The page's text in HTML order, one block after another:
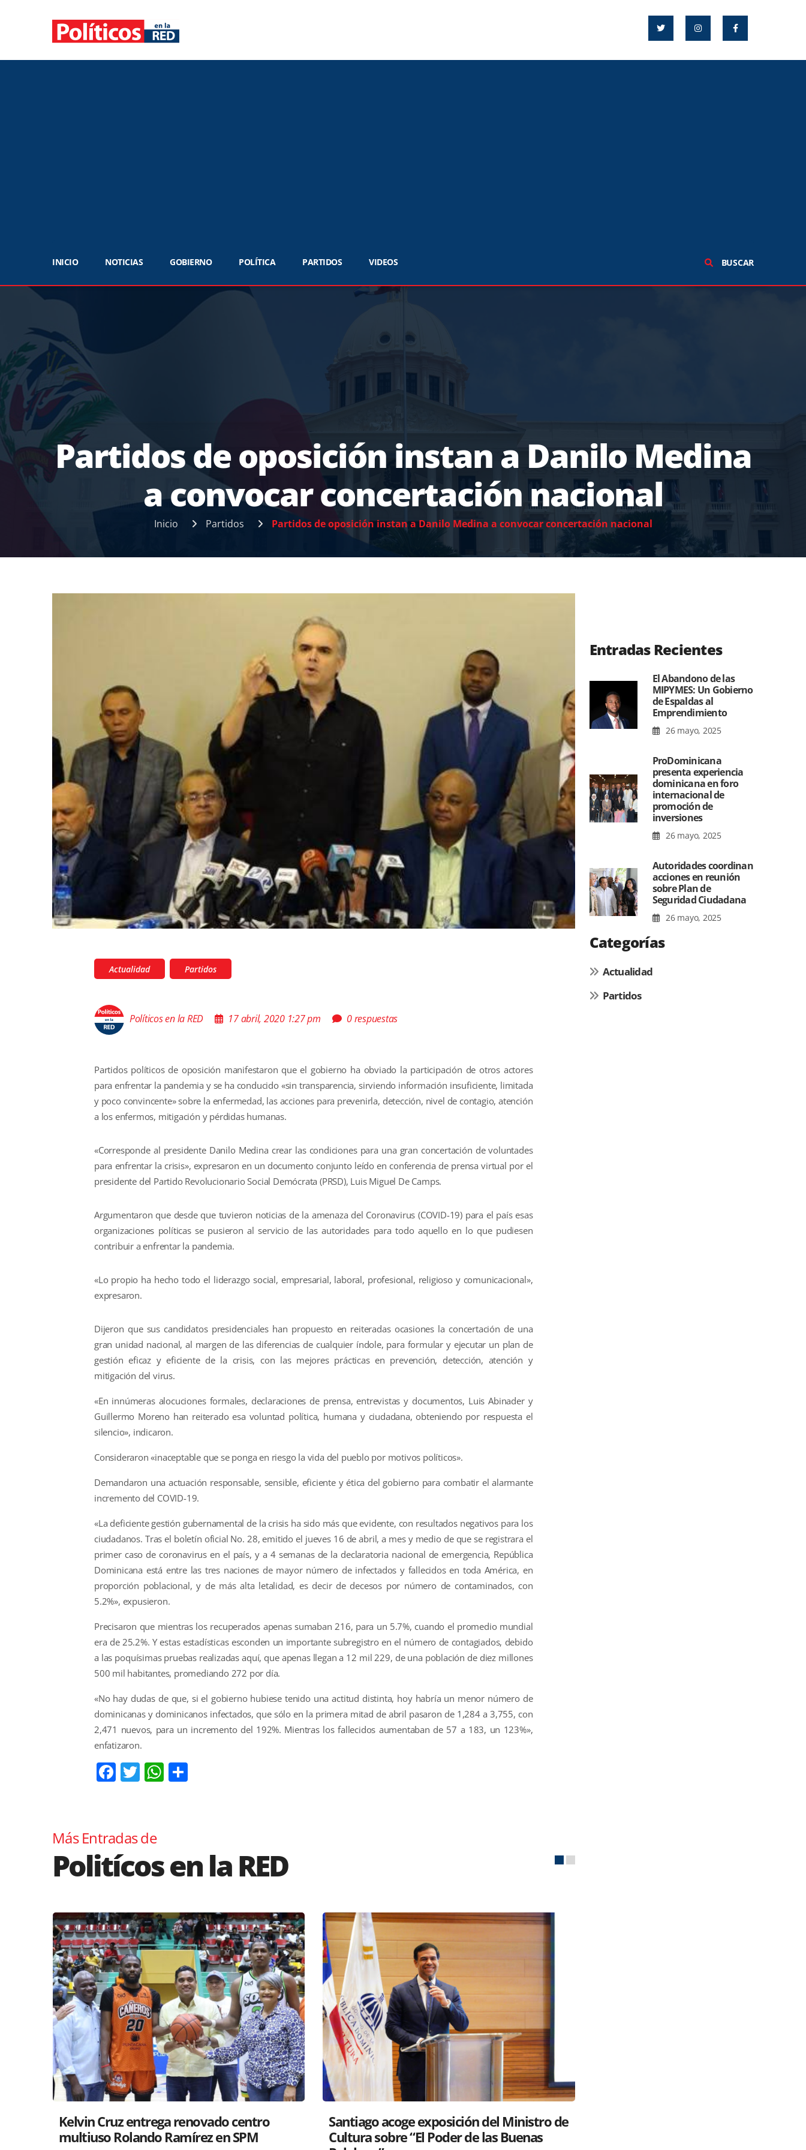
INICIO NOTICIAS GOBIERNO POLÍTICA PARTIDOS VIDEOS BUSCAR
Partidos de oposición instan a Danilo Medina
a convocar concertación nacional
Inicio Partidos Partidos de oposición instan a Danilo Medina a convocar concertación nacional
Actualidad Partidos
Políticos en la RED 17 abril, 2020 1:27 pm 0 respuestas
Partidos políticos de oposición manifestaron que el gobierno ha obviado la participación de otros actores
para enfrentar la pandemia y se ha conducido «sin transparencia, sirviendo información insuficiente, limitada
y poco convincente» sobre la enfermedad, las acciones para prevenirla, detección, nivel de contagio, atención
a los enfermos, mitigación y pérdidas humanas.
«Corresponde al presidente Danilo Medina crear las condiciones para una gran concertación de voluntades
para enfrentar la crisis», expresaron en un documento conjunto leído en conferencia de prensa virtual por el
presidente del Partido Revolucionario Social Demócrata (PRSD), Luis Miguel De Camps.
Argumentaron que desde que tuvieron noticias de la amenaza del Coronavirus (COVID-19) para el país esas
organizaciones políticas se pusieron al servicio de las autoridades para todo aquello en lo que pudiesen
contribuir a enfrentar la pandemia.
«Lo propio ha hecho todo el liderazgo social, empresarial, laboral, profesional, religioso y comunicacional»,
expresaron.
Dijeron que sus candidatos presidenciales han propuesto en reiteradas ocasiones la concertación de una
gran unidad nacional, al margen de las diferencias de cualquier índole, para formular y ejecutar un plan de
gestión eficaz y eficiente de la crisis, con las mejores prácticas en prevención, detección, atención y
mitigación del virus.
«En innúmeras alocuciones formales, declaraciones de prensa, entrevistas y documentos, Luis Abinader y
Guillermo Moreno han reiterado esa voluntad política, humana y ciudadana, obteniendo por respuesta el
silencio», indicaron.
Consideraron «inaceptable que se ponga en riesgo la vida del pueblo por motivos políticos».
Demandaron una actuación responsable, sensible, eficiente y ética del gobierno para combatir el alarmante
incremento del COVID-19.
«La deficiente gestión gubernamental de la crisis ha sido más que evidente, con resultados negativos para los
ciudadanos. Tras el boletín oficial No. 28, emitido el jueves 16 de abril, a mes y medio de que se registrara el
primer caso de coronavirus en el país, y a 4 semanas de la declaratoria nacional de emergencia, República
Dominicana está entre las tres naciones de mayor número de infectados y fallecidos en toda América, en
proporción poblacional, y de más alta letalidad, es decir de decesos por número de contaminados, con
5.2%», expusieron.
Precisaron que mientras los recuperados apenas sumaban 216, para un 5.7%, cuando el promedio mundial
era de 25.2%. Y estas estadísticas esconden un importante subregistro en el número de contagiados, debido
a las poquísimas pruebas realizadas aquí, que apenas llegan a 12 mil 229, de una población de diez millones
500 mil habitantes, promediando 272 por día.
«No hay dudas de que, si el gobierno hubiese tenido una actitud distinta, hoy habría un menor número de
dominicanas y dominicanos infectados, que sólo en la primera mitad de abril pasaron de 1,284 a 3,755, con
2,471 nuevos, para un incremento del 192%. Mientras los fallecidos aumentaban de 57 a 183, un 123%»,
enfatizaron.
Facebook
TwitterWhatsApp
Más Entradas de
Politícos en la RED
Santiago acoge exposición del Ministro de
Cultura sobre “El Poder de las Buenas
RD y Perú colaboran para proyectar su
gastronomía a nivel global
Entradas Recientes
El Abandono de las
MIPYMES: Un Gobierno
de Espaldas al
Emprendimiento
26 mayo, 2025
ProDominicana
presenta experiencia
dominicana en foro
internacional de
promoción de
inversiones
26 mayo, 2025
Autoridades coordinan
acciones en reunión
sobre Plan de
Seguridad Ciudadana
26 mayo, 2025
Categorías
Actualidad
Partidos